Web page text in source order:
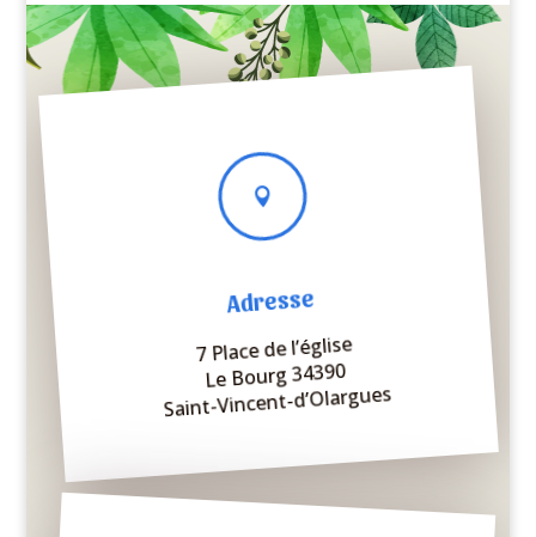

Adresse
7 Place de l’église
Le Bourg 34390
Saint-Vincent-d’Olargues